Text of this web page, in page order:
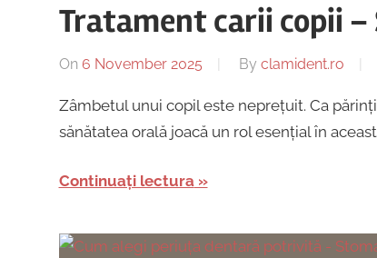
Tratament carii copii
On 6 November 2025 By clamident.ro
Zâmbetul unui copil este neprețuit. Ca
sănătatea orală joacă un rol esențial în
Continuați lectura